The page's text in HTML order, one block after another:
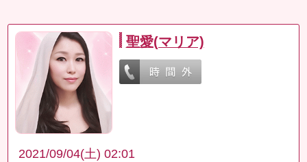
聖愛(マリア)
2021/09/04(土) 02:01